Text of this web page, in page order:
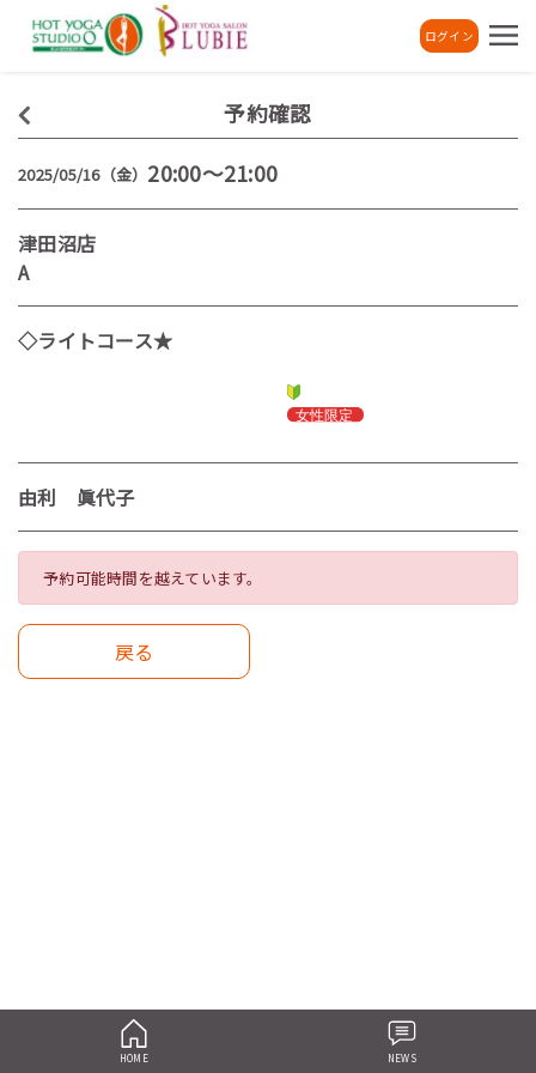
ログイン
予約確認
2025/05/16（金） 20:00～21:00
津田沼店
A
◇ライトコース★
由利 眞代子
予約可能時間を越えています。
戻る
HOME NEWS